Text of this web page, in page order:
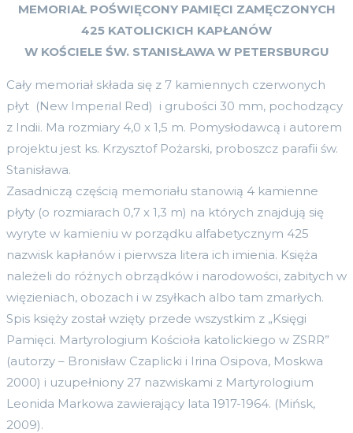
MEMORIAŁ POŚWIĘCONY PAMIĘCI ZAMĘCZONYCH
425 KATOLICKICH KAPŁANÓW
W KOŚCIELE ŚW. STANISŁAWA W PETERSBURGU
Cały memoriał składa się z 7 kamiennych czerwonych
płyt (New Imperial Red) i grubości 30 mm, pochodzący
z Indii. Ma rozmiary 4,0 x 1,5 m. Pomysłodawcą i autorem
projektu jest ks. Krzysztof Pożarski, proboszcz parafii św.
Stanisława.
Zasadniczą częścią memoriału stanowią 4 kamienne
płyty (o rozmiarach 0,7 x 1,3 m) na których znajdują się
wyryte w kamieniu w porządku alfabetycznym 425
nazwisk kapłanów i pierwsza litera ich imienia. Księża
należeli do różnych obrządków i narodowości, zabitych w
więzieniach, obozach i w zsyłkach albo tam zmarłych.
Spis księży został wzięty przede wszystkim z „Księgi
Pamięci. Martyrologium Kościoła katolickiego w ZSRR”
(autorzy – Bronisław Czaplicki i Irina Osipova, Moskwa
2000) i uzupełniony 27 nazwiskami z Martyrologium
Leonida Markowa zawierający lata 1917-1964. (Mińsk,
2009).